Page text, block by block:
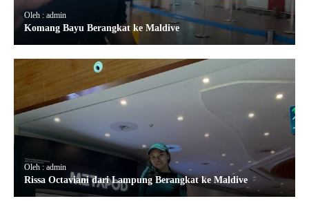
Oleh : admin
Komang Bayu Berangkat ke Maldive
Oleh : admin
Rissa Octaviani dari Lampung Berangkat ke Maldive